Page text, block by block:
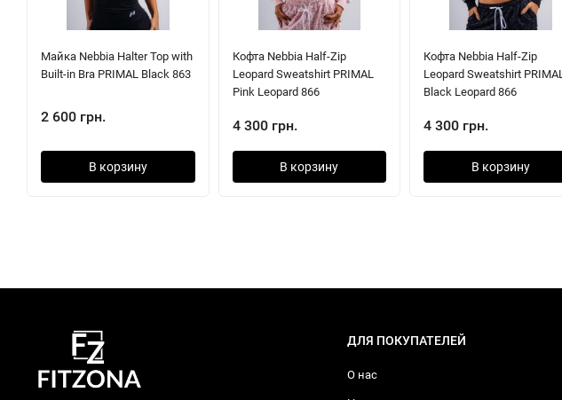
Майка Nebbia Halter Top with
Built-in Bra PRIMAL Black 863
2 600 грн.
В корзину
Кофта Nebbia Half-Zip
Leopard Sweatshirt PRIMAL
Pink Leopard 866
4 300 грн.
В корзину
Кофта Nebbia Half-Zip
Leopard Sweatshirt PRIMAL
Black Leopard 866
4 300 грн.
В корзину
ДЛЯ ПОКУПАТЕЛЕЙ
О нас